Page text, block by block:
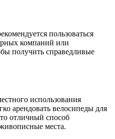
пользоваться
компаний или
получить справедливые
использования
арендовать велосипеды для
отличный способ
места.